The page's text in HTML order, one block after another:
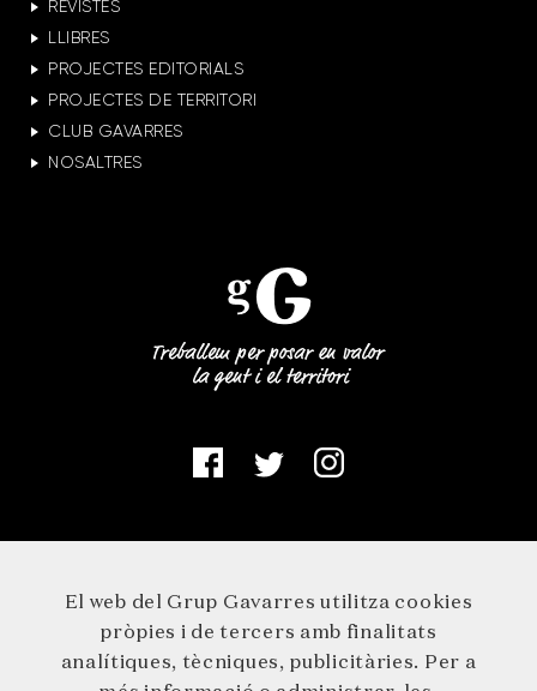
REVISTES
LLIBRES
PROJECTES EDITORIALS
PROJECTES DE TERRITORI
CLUB GAVARRES
NOSALTRES
El web del Grup Gavarres utilitza cookies
pròpies i de tercers amb finalitats
analítiques, tècniques, publicitàries. Per a